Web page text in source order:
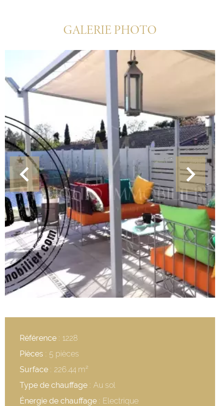
GALERIE PHOTO
Référence
1228
Pièces
5 pièces
Surface
226.44 m²
Type de chauffage
Au sol
Énergie de chauffage
Electrique